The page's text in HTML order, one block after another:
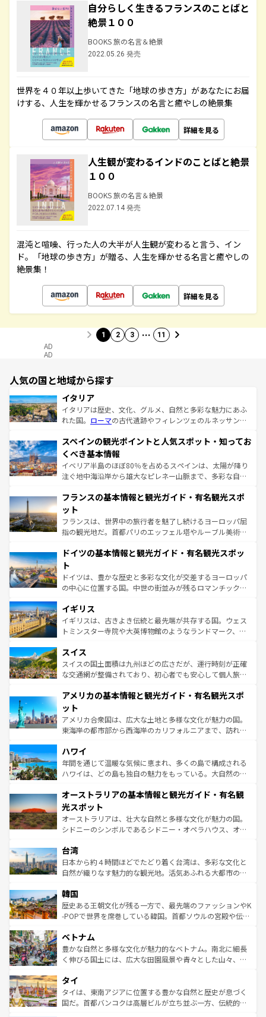
自分らしく生きるフランスのことばと
絶景１００
BOOKS 旅の名言＆絶景
2022.05.26 発売
世界を４０年以上歩いてきた「地球の歩き方」があなたにお届
けする、人生を輝かせるフランスの名言と癒やしの絶景集
詳細を見る
人生観が変わるインドのことばと絶景
１００
BOOKS 旅の名言＆絶景
2022.07.14 発売
混沌と喧噪、行った人の大半が人生観が変わると言う、イン
ド。「地球の歩き方」が贈る、人生を輝かせる名言と癒やしの
絶景集！
詳細を見る
1 2 3 … 11
AD
AD
人気の国と地域から探す
イタリア
イタリアは歴史、文化、グルメ、自然と多彩な魅力にあふ
れた国。 ローマの古代遺跡やフィレンツェのルネッサンス
ろん、トスカーナの美しい田園風景やアマルフィ海岸の絶
景など、自然景観も見逃せない。観光の合間には、本場の
ピザやパスタなど、絶品のイタリア料理を堪能することも
できる。朝目覚めてから夜眠るまで、すべての瞬間を楽し
なお、新着のイタリア情報はコンテンツ一覧を参照してほ
しい。
スペインの観光ポイントと人気スポット・知ってお
くべき基本情報
イベリア半島のほぼ80％を占めるスペインは、太陽が降り
注ぐ地中海沿岸から雄大なピレネー山脈まで、多彩な自然
文化が根付くこの国では、情熱的なフラメンコ、熱気あふ
れる闘牛、そして美味しいタパスが生活の一部となってい
る。首都マドリードの洗練された雰囲気や、バルセロナの
アートに溢れた街角から、地方では古代ローマ遺跡や中世
せる。地方によって風土や気候が異なるスペインはその個
ンテンツ一覧 を参照してほしい。
フランスの基本情報と観光ガイド・有名観光スポ
ット
フランスは、世界中の旅行者を魅了し続けるヨーロッパ屈
指の観光地だ。首都パリのエッフェル塔やルーブル美術館
で、幅広い魅力が詰まっている。華麗な宮殿、歴史的な大
聖堂、美しいビーチ、そして豊かな自然が、訪れる者を心
から魅了する。また、フランスは美食の国としても知ら
れ、フランス料理はユネスコ無形文化遺産にも登録されて
香り高いラベンダー畑など、多彩な楽しみ方が可能だ。さ
らに、パリ以外の地域にも魅力が溢れており、どの街角に
も豊かな歴史と文化が息づいている。パリ以外の個性あふ
を参照してほしい。
ドイツの基本情報と観光ガイド・有名観光スポッ
ト
ドイツは、豊かな歴史と多彩な文化が交差するヨーロッパ
の中心に位置する国。中世の街並みが残るロマンチック街
顔を持つこの国は、どこを歩いても飽きることがない。ベ
ルリンの文化的活気、バイエルン州のアルプスの絶景、そ
してライン川沿いのワイン畑といった風景は必見。ビール
は、お酒好きな人にはぜひ体験してほしい。 なお、新着の
ドイツ情報はコンテンツ一覧を参照してほしい。
イギリス
イギリスは、古きよき伝統と最先端が共存する国。ウェス
トミンスター寺院や大英博物館のようなランドマーク、歴
リアごとに異なる魅力がある。また、優雅なアフタヌーン
ティー、ビール好きにはたまらない英国パブ、サッカー観
戦など、本場だからこそできる体験も豊富。イギリスを旅
ンツ一覧を参照してほしい。
スイス
スイスの国土面積は九州ほどの広さだが、運行時刻が正確
な交通網が整備されており、初心者でも安心して個人旅行
の建物がそのまま残る町や、スイスならではのユニークな
博物館もあり、アルプス観光だけでなく町歩きも満喫する
ことができる。国民の所得が高いため物価も高いが、旅行
者向けの交通パス提供のサービスもあり、うまく活用すれ
着のスイス情報は
アメリカの基本情報と観光ガイド・有名観光スポ
ット
アメリカ合衆国は、広大な土地と多様な文化が魅力の国。
東海岸の都市部から西海岸のカリフォルニアまで、訪れる
のような巨大都市は、観光、ショッピング、エンターテイ
ンメントが詰まった刺激的なスポットだ。一方、アメリカ
西部には大自然が広がり、グランドキャニオンやイエロー
部のニューオーリンズでは、音楽と美食が融合した独特の
文化が魅力。旅行者はアメリカの各地域で異なる魅力を楽
しみながら、その多様性と豊かな歴史を感じることができ
るだろう。車でのロードトリップや列車の旅も、アメリカ
情報は
ハワイ
年間を通じて温暖な気候に恵まれ、多くの島で構成される
ハワイは、どの島も独自の魅力をもっている。大自然の神
ワイ島は見逃せない。また、定番の観光地といえばオアフ
島だが、静かな自然を求めるならマウイ島やカウアイ島が
おすすめ。エメラルドグリーンに輝く海をはじめ、豊かな
文化や歴史が息づいている。「アロハスピリット」と呼ば
人々、おいしいローカルフードやハワイアンミュージッ
ク、伝統的なフラダンスなど、すべてがハワイの魅力を彩
っている。訪れるたびに新しい発見と感動が待っているハ
はコンテンツ一覧
オーストラリアの基本情報と観光ガイド・有名観
光スポット
オーストラリアは、壮大な自然と多様な文化が魅力の国。
シドニーのシンボルであるシドニー・オペラハウス、オー
リアリーフや大陸中央部にそびえるウルル（エアーズロッ
ク）、タスマニアの美しい原生林やケアンズの熱帯雨林な
ど、見どころがたくさん。また、カフェやワイン、オージ
いる。アクティビティも充実しており、サーフィンやダイ
ビング、ハイキングなど、アウトドア好きにはたまらな
い。オーストラリアの多彩な魅力を存分に味わいつくそ
参照してほしい。
台湾
日本から約４時間ほどでたどり着く台湾は、多彩な文化と
自然が織りなす魅力的な観光地。活気あふれる大都市の台
ン）、静ひつな山岳地帯である台湾東部など、都市の喧騒
と山間の静けさが共存しており、訪れる人に新しい発見と
驚きをもたらしてくれる。また、奥深い台湾の食文化も魅
容にもいいと評判のスイーツなど、バラエティ豊かな料理
が味わえる。 なお、新着の台湾情報は コンテンツ一覧を参
照してほしい。
韓国
歴史ある王朝文化が残る一方で、最先端のファッションやK
-POPで世界を席巻している韓国。首都ソウルの宮殿や伝統
き、地方に足を延ばせば四季折々の自然美を楽しむことが
できる。そして、キムチや焼肉、絶品のストリートフード
まで、さまざまな韓国料理が待っている。夜には、韓国な
リティに包まれながら、韓国の多彩な魅力を心ゆくまで味
わってみてほしい。 なお、新着の韓国情報はコンテンツ一
覧を参照してほしい。
ベトナム
豊かな自然と多様な文化が魅力的なベトナム。南北に細長
く伸びる国土には、広大な田園風景や青々とした山々、世
急速な発展と共に伝統が息づく。ハノイの古い町並みやホ
ーチミン市のフランス統治時代の建物も、独特の雰囲気を
醸し出している。また、バラエティの豊かさとおいしさで
タイ
タイは、東南アジアに位置する豊かな自然と歴史が息づく
国だ。首都バンコクは高層ビルが立ち並ぶ一方、伝統的な